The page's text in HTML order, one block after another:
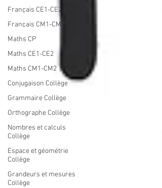
Français CE1-CE2
Français CM1-CM2
Maths CP
Maths CE1-CE2
Maths CM1-CM2
Conjugaison Collège
Grammaire Collège
Orthographe Collège
Nombres et calculs
Collège
Espace et géométrie
Collège
Grandeurs et mesures
Collège